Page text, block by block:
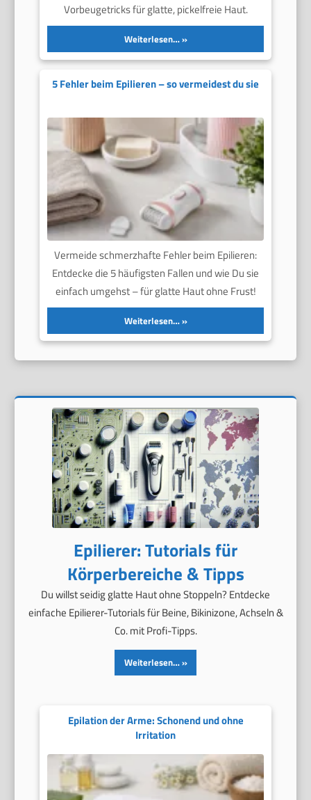
Vorbeugetricks für glatte, pickelfreie Haut.
Weiterlesen…
5 Fehler beim Epilieren – so vermeidest du sie
Vermeide schmerzhafte Fehler beim Epilieren:
Entdecke die 5 häufigsten Fallen und wie Du sie
einfach umgehst – für glatte Haut ohne Frust!
Weiterlesen…
Epilierer: Tutorials für
Körperbereiche & Tipps
Du willst seidig glatte Haut ohne Stoppeln? Entdecke
einfache Epilierer-Tutorials für Beine, Bikinizone, Achseln &
Co. mit Profi-Tipps.
Weiterlesen…
Epilation der Arme: Schonend und ohne
Irritation